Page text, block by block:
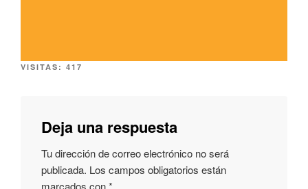
VISITAS: 417
Deja una respuesta
Tu dirección de correo electrónico no será
publicada. Los campos obligatorios están
marcados con*